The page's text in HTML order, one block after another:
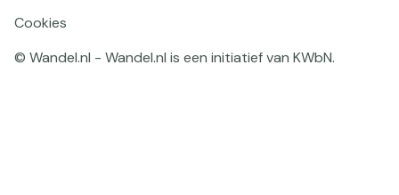
© Wandel.nl - Wandel.nl is een initiatief van KWbN.
Cookies